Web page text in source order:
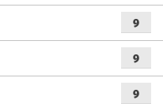
9
9
9